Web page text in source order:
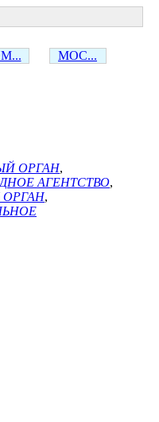
МОС...
ОРГАН,
АГЕНТСТВО,
,